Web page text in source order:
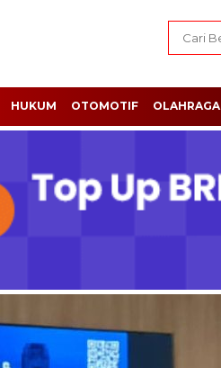
HUKUM OTOMOTIF OLAHRAGA